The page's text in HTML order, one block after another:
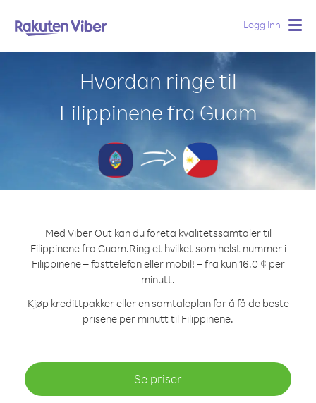
Logg Inn
Hvordan ringe til
Filippinene fra Guam
Med Viber Out kan du foreta kvalitetssamtaler til
Filippinene fra Guam.Ring et hvilket som helst nummer i
Filippinene – fasttelefon eller mobil! – fra kun 16.0 ¢ per
minutt.
Kjøp kredittpakker eller en samtaleplan for å få de beste
prisene per minutt til Filippinene.
Se priser